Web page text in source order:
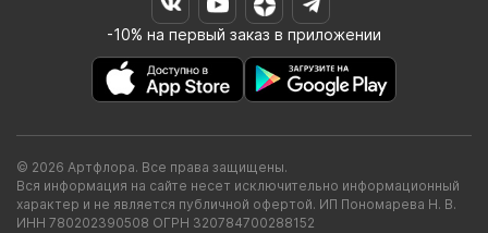
-10% на первый заказ в приложении
© 2026 Артфлора. Все права защищены.
Вся информация на сайте несет исключительно информационный
характер и не является публичной офертой. ИП Пономарева Н. В.
ИНН 780202390508 ОГРН 320784700288152